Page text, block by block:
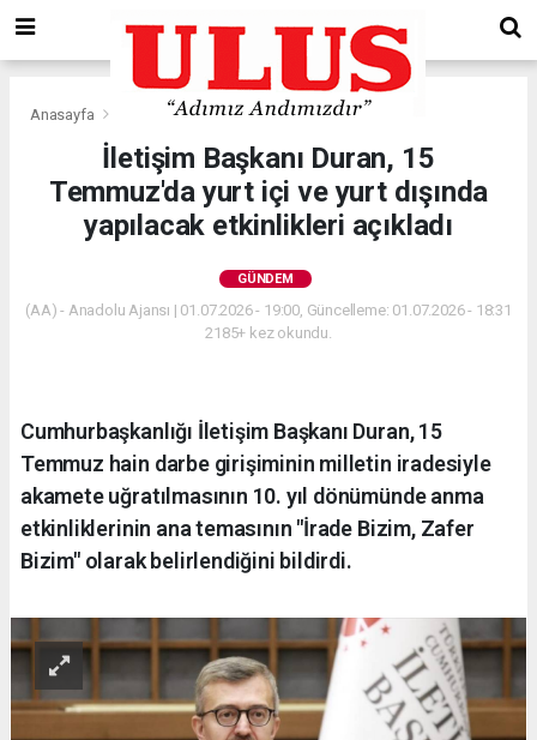
Anasayfa Gündem
İletişim Başkanı Duran, 15
Temmuz'da yurt içi ve yurt dışında
yapılacak etkinlikleri açıkladı
GÜNDEM
(AA) - Anadolu Ajansı | 01.07.2026 - 19:00, Güncelleme: 01.07.2026 - 18:31
2185+ kez okundu.
Cumhurbaşkanlığı İletişim Başkanı Duran, 15
Temmuz hain darbe girişiminin milletin iradesiyle
akamete uğratılmasının 10. yıl dönümünde anma
etkinliklerinin ana temasının "İrade Bizim, Zafer
Bizim" olarak belirlendiğini bildirdi.